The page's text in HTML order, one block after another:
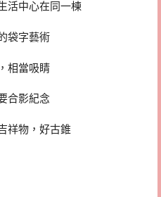
活中心在同一棟
袋字藝術
相當吸睛
合影紀念
祥物，好古錐